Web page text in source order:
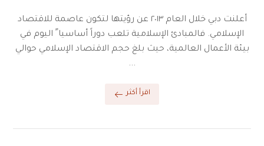
أعلنت دبي خلال العام ٢٠١٣ عن رؤيتها لتكون عاصمة للاقتصاد
الإسلامي. فالمبادئ الإسلامية تلعب دوراً أساسيا ً اليوم في
بيئة الأعمال العالمية، حيث بلغ حجم الاقتصاد الإسلامي حوالي
...
اقرأ أكثر